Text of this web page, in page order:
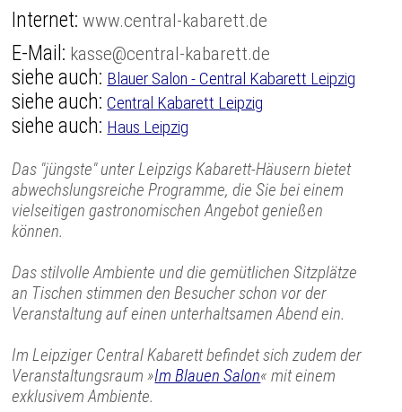
Internet:www.central-kabarett.de
E-Mail: kasse@central-kabarett.de
siehe auch: Blauer Salon - Central Kabarett Leipzig
siehe auch:Central Kabarett Leipzig
siehe auch: Haus Leipzig
Das "jüngste" unter Leipzigs Kabarett-Häusern bietet
abwechslungsreiche Programme, die Sie bei einem
vielseitigen gastronomischen Angebot genießen
können.
Das stilvolle Ambiente und die gemütlichen Sitzplätze
an Tischen stimmen den Besucher schon vor der
Veranstaltung auf einen unterhaltsamen Abend ein.
Im Leipziger Central Kabarett befindet sich zudem der
Veranstaltungsraum »Im Blauen Salon« mit einem
exklusivem Ambiente.